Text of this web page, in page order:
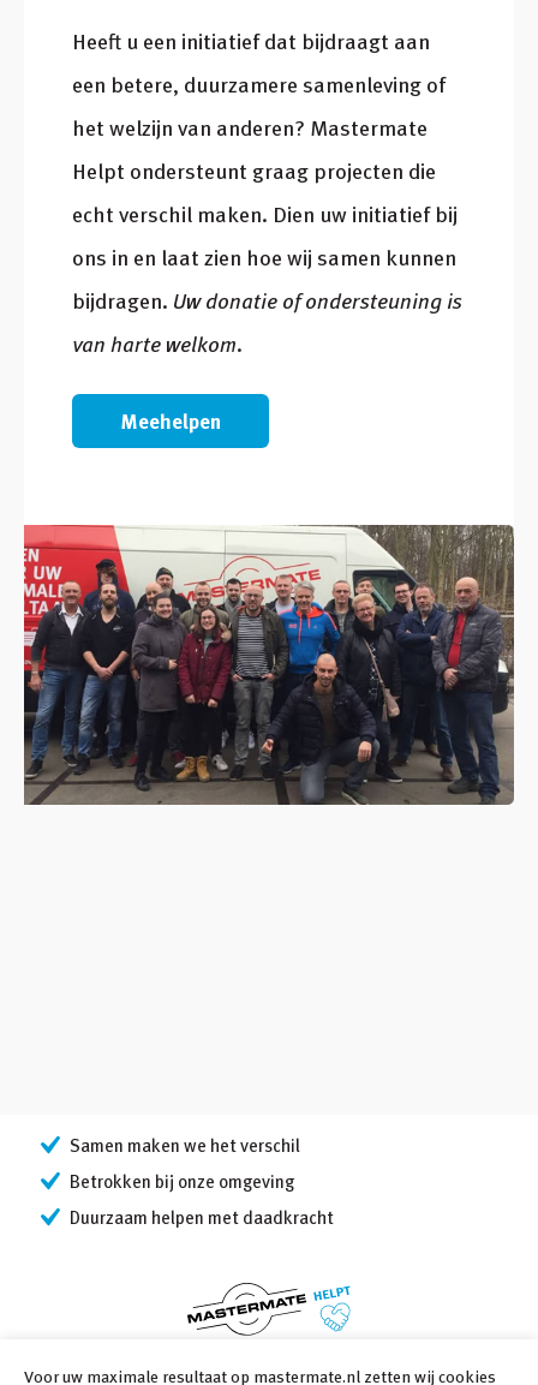
Voor uw maximale resultaat op mastermate.nl zetten wij cookies
Heeft u een initiatief dat bijdraagt aan
een betere, duurzamere samenleving of
het welzijn van anderen? Mastermate
Helpt ondersteunt graag projecten die
echt verschil maken. Dien uw initiatief bij
ons in en laat zien hoe wij samen kunnen
bijdragen. Uw donatie of ondersteuning is
van harte welkom.
Meehelpen
Samen maken we het verschil
Betrokken bij onze omgeving
Duurzaam helpen met daadkracht